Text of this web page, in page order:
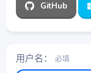
GitHub
用户名 必填